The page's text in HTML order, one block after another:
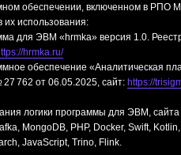
обеспечении, включенном в РПО
их использования:
для ЭВМ «hrmka» версия 1.0.
hrmka.ru/
обеспечение «Аналитическая
762 от 06.05.2025, сайт: https://
логики программы для ЭВМ,
MongoDB, PHP, Docker, Swift,
JavaScript, Trino, Flink.